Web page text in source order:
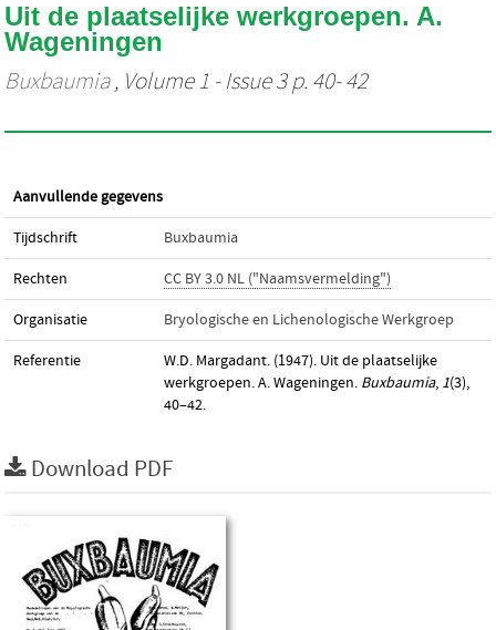
Uit de plaatselijke werkgroepen. A.
Wageningen
Buxbaumia, Volume 1 - Issue 3 p. 40- 42
Aanvullende gegevens
Tijdschrift Buxbaumia
Rechten CC BY 3.0 NL ("Naamsvermelding")
Organisatie Bryologische en Lichenologische Werkgroep
Referentie
W.D. Margadant. (1947). Uit de plaatselijke
werkgroepen. A. Wageningen. Buxbaumia, 1(3),
40–42.
Download PDF